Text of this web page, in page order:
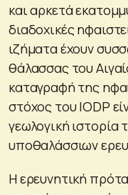
και αρκετά
διαδοχικές
ιζήματα έχουν
θάλασσας του
καταγραφή της
στόχος του IODP
γεωλογική
υποθαλάσσιων
Η ερευνητική